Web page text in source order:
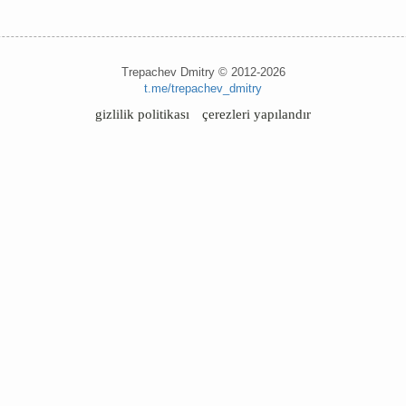
Trepachev Dmitry © 2012-2026
t.me/trepachev_dmitry
gizlilik politikası çerezleri yapılandır